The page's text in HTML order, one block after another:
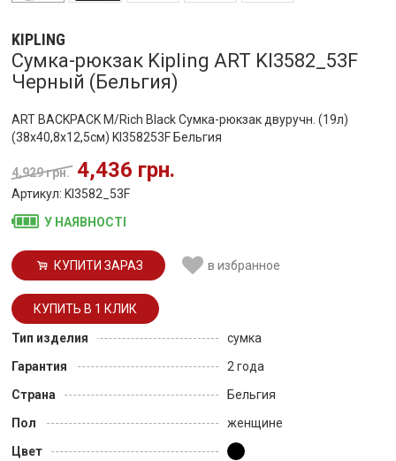
KIPLING
Сумка-рюкзак Kipling ART KI3582_53F
Черный (Бельгия)
ART BACKPACK M/Rich Black Сумка-рюкзак двуручн. (19л)
(38x40,8x12,5см) KI358253F Бельгия
4,929 грн. 4,436 грн.
Артикул: KI3582_53F
У НАЯВНОСТІ
КУПИТИ ЗАРАЗ в избранное
Тип изделия
сумка
Гарантия
2 года
Страна
Бельгия
Пол
женщине
Цвет